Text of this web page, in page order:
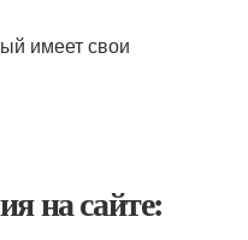
имеет свои
на сайте: